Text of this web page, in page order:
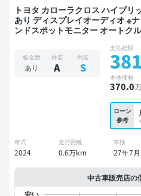
トヨタ カローラクロス ハイブリッド Z 禁煙車 整
あり ディスプレイオーディオ ※
ンドスポットモニター オートク
メラ ドライブレコーダー 衝突軽減
板金歴
あり
外装
A
内装
S
支払総額
381
本体価格
370.0
ローン
参考
年式
2024
走行距離
0.6万km
車検
27年7月
中古車販売店の